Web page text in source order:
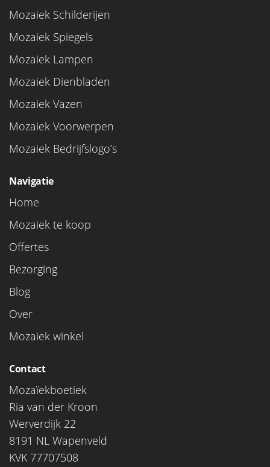
Mozaiek Schilderijen
Mozaiek Spiegels
Mozaiek Lampen
Mozaiek Dienbladen
Mozaiek Vazen
Mozaiek Voorwerpen
Mozaiek Bedrijfslogo’s
Navigatie
Home
Mozaiek te koop
Offertes
Bezorging
Blog
Over
Mozaiek winkel
Contact
Mozaïekboetiek
Ria van der Kroon
Werverdijk 22
8191 NL Wapenveld
KVK 77707508